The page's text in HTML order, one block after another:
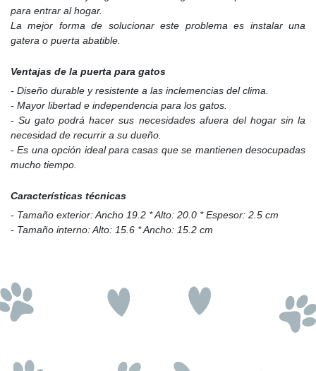
para entrar al hogar.
La mejor forma de solucionar este problema es instalar una
gatera o puerta abatible.
Ventajas de la puerta para gatos
- Diseño durable y resistente a las inclemencias del clima.
- Mayor libertad e independencia para los gatos.
- Su gato podrá hacer sus necesidades afuera del hogar sin la
necesidad de recurrir a su dueño.
- Es una opción ideal para casas que se mantienen desocupadas
mucho tiempo.
Características técnicas
- Tamaño exterior: Ancho 19.2 * Alto: 20.0 * Espesor: 2.5 cm
- Tamaño interno: Alto: 15.6 * Ancho: 15.2 cm